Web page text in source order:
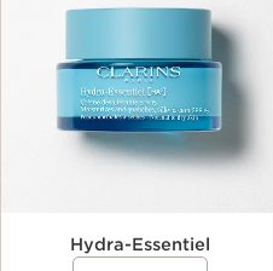
Hydra-Essentiel